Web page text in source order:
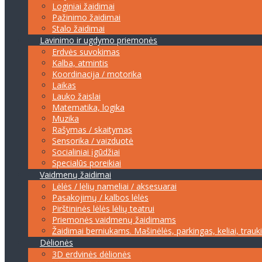
Loginiai žaidimai
Pažinimo žaidimai
Stalo žaidimai
Lavinimo ir ugdymo priemonės
Erdvės suvokimas
Kalba, atmintis
Koordinacija / motorika
Laikas
Lauko žaislai
Matematika, logika
Muzika
Rašymas / skaitymas
Sensorika / vaizduotė
Socialiniai įgūdžiai
Specialūs poreikiai
Vaidmenų žaidimai
Lėlės / lėlių nameliai / aksesuarai
Pasakojimų / kalbos lėlės
Pirštininės lėlės lėlių teatrui
Priemonės vaidmenų žaidimams
Žaidimai berniukams. Mašinėlės, parkingas, keliai,
Dėlionės
3D erdvinės dėlionės